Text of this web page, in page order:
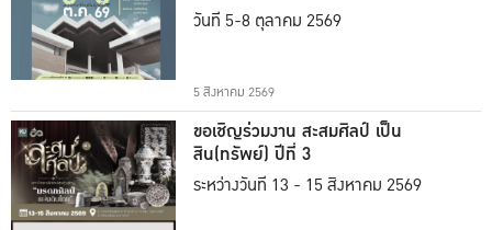
วันที่ 5-8 ตุลาคม 2569
5 สิงหาคม 2569
ขอเชิญร่วมงาน สะสมศิลป์ เป็น
สิน(ทรัพย์) ปีที่ 3
ระหว่างวันที่ 13 - 15 สิงหาคม 2569